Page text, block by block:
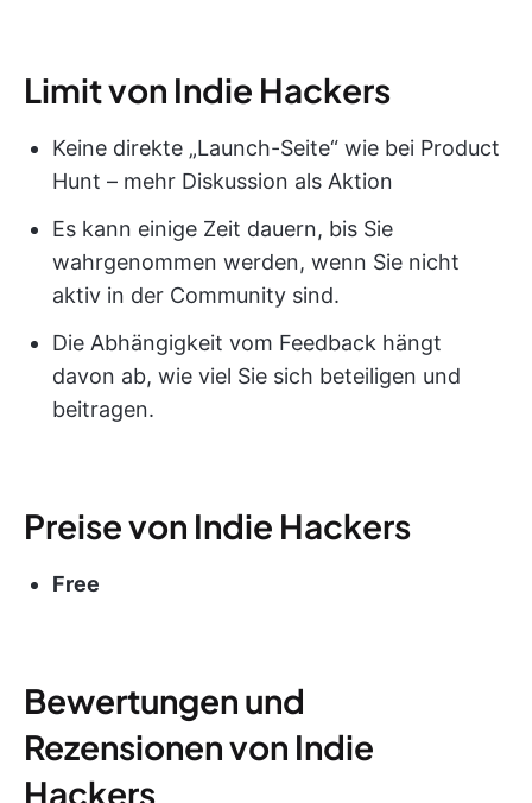
Limit von Indie Hackers
Keine direkte „Launch-Seite“ wie bei Product
Hunt – mehr Diskussion als Aktion
Es kann einige Zeit dauern, bis Sie
wahrgenommen werden, wenn Sie nicht
aktiv in der Community sind.
Die Abhängigkeit vom Feedback hängt
davon ab, wie viel Sie sich beteiligen und
beitragen.
Preise von Indie Hackers
Free
Bewertungen und
Rezensionen von Indie
Hackers